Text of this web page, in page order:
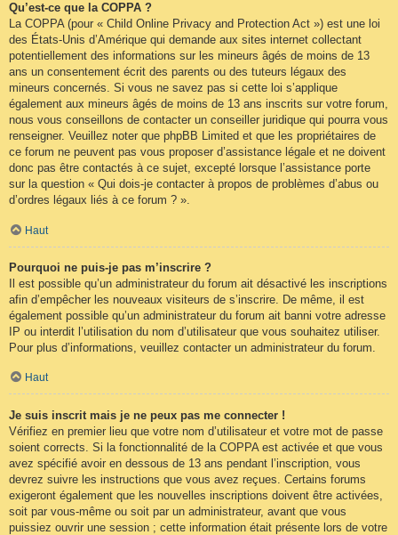
Qu’est-ce que la COPPA ?
La COPPA (pour « Child Online Privacy and Protection Act ») est une loi
des États-Unis d’Amérique qui demande aux sites internet collectant
potentiellement des informations sur les mineurs âgés de moins de 13
ans un consentement écrit des parents ou des tuteurs légaux des
mineurs concernés. Si vous ne savez pas si cette loi s’applique
également aux mineurs âgés de moins de 13 ans inscrits sur votre forum,
nous vous conseillons de contacter un conseiller juridique qui pourra vous
renseigner. Veuillez noter que phpBB Limited et que les propriétaires de
ce forum ne peuvent pas vous proposer d’assistance légale et ne doivent
donc pas être contactés à ce sujet, excepté lorsque l’assistance porte
sur la question « Qui dois-je contacter à propos de problèmes d’abus ou
d’ordres légaux liés à ce forum ? ».
Haut
Pourquoi ne puis-je pas m’inscrire ?
Il est possible qu’un administrateur du forum ait désactivé les inscriptions
afin d’empêcher les nouveaux visiteurs de s’inscrire. De même, il est
également possible qu’un administrateur du forum ait banni votre adresse
IP ou interdit l’utilisation du nom d’utilisateur que vous souhaitez utiliser.
Pour plus d’informations, veuillez contacter un administrateur du forum.
Haut
Je suis inscrit mais je ne peux pas me connecter !
Vérifiez en premier lieu que votre nom d’utilisateur et votre mot de passe
soient corrects. Si la fonctionnalité de la COPPA est activée et que vous
avez spécifié avoir en dessous de 13 ans pendant l’inscription, vous
devrez suivre les instructions que vous avez reçues. Certains forums
exigeront également que les nouvelles inscriptions doivent être activées,
soit par vous-même ou soit par un administrateur, avant que vous
puissiez ouvrir une session ; cette information était présente lors de votre